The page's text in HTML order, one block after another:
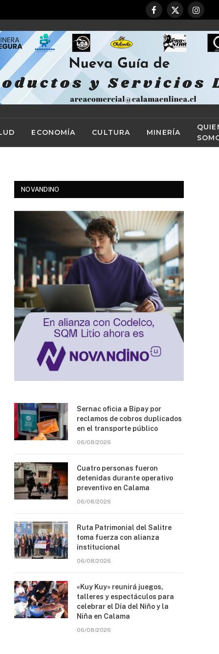
Facebook
X
ECONOMÍA CULTURA MINERÍA
NOVANDINO
Sernac oficia a Bipay por
reclamos de cobros duplicados
en el transporte público
06/08/2026
Cuatro personas fueron
detenidas durante operativo
preventivo en Calama
06/08/2026
Ruta Patrimonial del Salitre
toma fuerza con alianza
institucional
06/08/2026
«Kuy Kuy» reunirá juegos,
talleres y espectáculos para
celebrar el Día del Niño y la
Niña en Calama
06/08/2026